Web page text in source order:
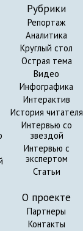
Рубрики
Репортаж
Аналитика
Круглый стол
Острая тема
Видео
Инфографика
Интерактив
История читателя
Интервью со
звездой
Интервью с
экспертом
Статьи
О проекте
Партнеры
Контакты